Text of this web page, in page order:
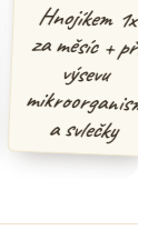
Hnojíkem 1x
za měsíc + při
výsevu
mikroorganismy
a svlečky